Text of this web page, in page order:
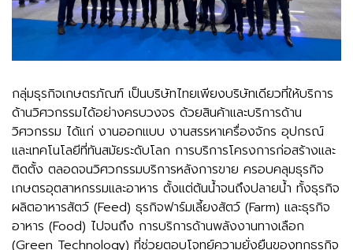
กลุ่มธุรกิจเกษตรภัณฑ์ เป็นบริษัทไทยเพียงบริษัทเดียวที่ให้บริการ
ด้านวิศวกรรมได้อย่างครบวงจร ด้วยสินค้าและบริการด้าน
วิศวกรรม ได้แก่ งานออกแบบ งานสรรหาเครื่องจักร อุปกรณ์
และเทคโนโลยีที่ทันสมัยระดับโลก การบริการโครงการก่อสร้างและ
ติดตั้ง ตลอดจนวิศวกรรมบริการหลังการขาย ครอบคลุมธุรกิจ
เกษตรอุตสาหกรรมและอาหาร ตั้งแต่ต้นน้ำจนถึงปลายน้ำ ทั้งธุรกิจ
ผลิตอาหารสัตว์ (Feed) ธุรกิจฟาร์มเลี้ยงสัตว์ (Farm) และธุรกิจ
อาหาร (Food) ไปจนถึง การบริการด้านพลังงานทางเลือก
(Green Technology) ที่ช่วยตอบโจทย์ความยั่งยืนของทุกธุรกิจ